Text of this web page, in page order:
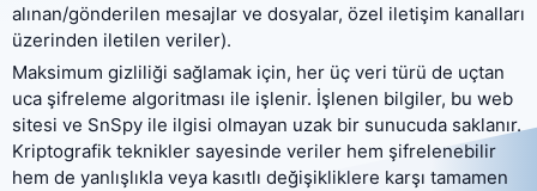
alınan/gönderilen mesajlar ve dosyalar, özel iletişim kanalları
üzerinden iletilen veriler).
Maksimum gizliliği sağlamak için, her üç veri türü de uçtan
uca şifreleme algoritması ile işlenir. İşlenen bilgiler, bu web
sitesi ve SnSpy ile ilgisi olmayan uzak bir sunucuda saklanır.
Kriptografik teknikler sayesinde veriler hem şifrelenebilir
hem de yanlışlıkla veya kasıtlı değişikliklere karşı tamamen